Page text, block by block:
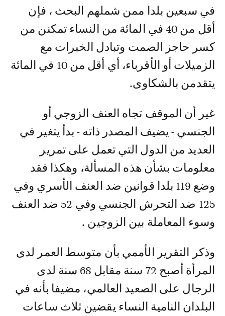
في سبعين بلدا ممن شملهم البحث ، فإن
أقل من 40 في المائة من النساء تمكنن من
كسر حاجز الصمت وتبادل الخبرات مع
الزميلات أو الأقرباء، أي أقل من 10 في المائة
يتقدمن بالشكاوى.
غير أن الموقف تجاه العنف الزوجي أو
الجنسي - يضيف المصدر ذاته - بدأ يتغير في
العديد من الدول التي تعمل على تمرير
معلومات بشأن هذه المسألة، وهكذا فقد
وضع 119 بلدا قوانين ضد العنف الأسري وفي
125 ضد التحرش الجنسي وفي 52 ضد العنف
وسوء المعاملة بين الزوجين .
وذكر التقرير الأممي بأن متوسط العمر لدى
المرأة أصبح 72 سنة مقابل 68 سنة لدى
الرجال على الصعيد العالمي، مضيفا بأنه في
البلدان النامية النساء يقضين ثلاث ساعات